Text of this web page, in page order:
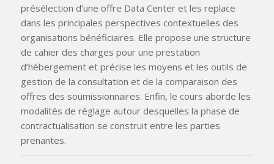
présélection d’une offre Data Center et les replace
dans les principales perspectives contextuelles des
organisations bénéficiaires. Elle propose une structure
de cahier des charges pour une prestation
d’hébergement et précise les moyens et les outils de
gestion de la consultation et de la comparaison des
offres des soumissionnaires. Enfin, le cours aborde les
modalités de réglage autour desquelles la phase de
contractualisation se construit entre les parties
prenantes.